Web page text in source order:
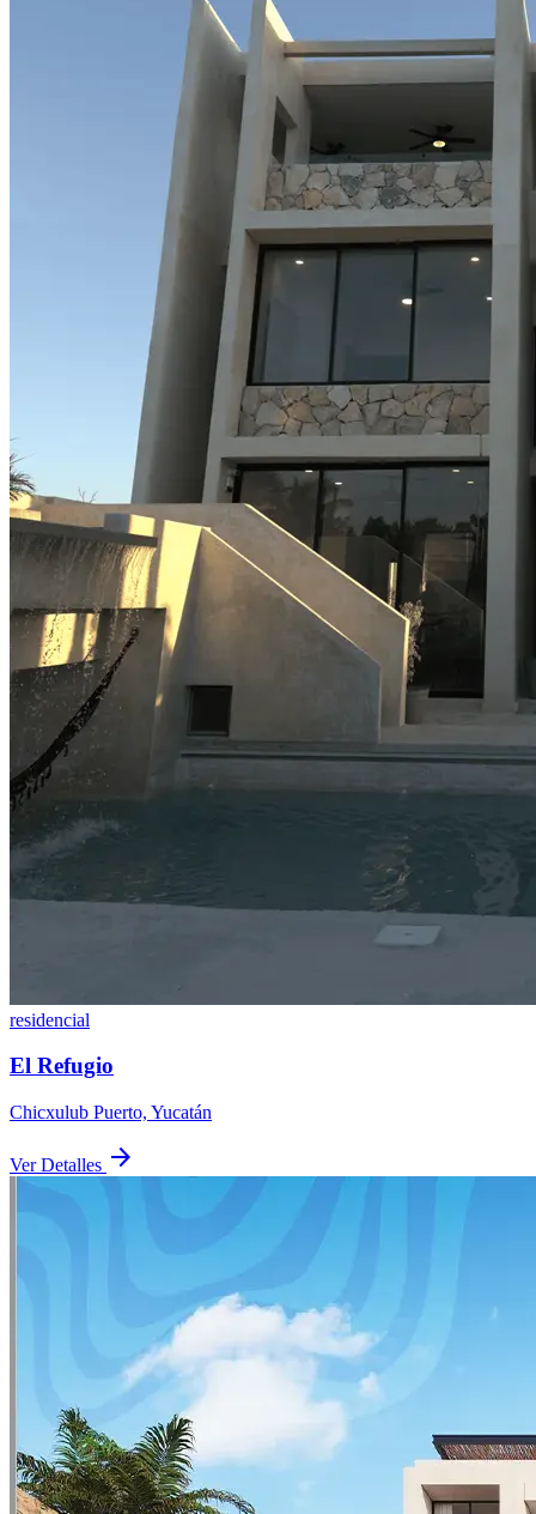
residencial
El Refugio
Chicxulub Puerto, Yucatán
Ver Detalles arrow_forward